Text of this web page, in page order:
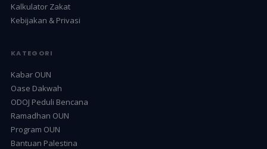
Kalkulator Zakat
Kebijakan & Privasi
KATEGORI
Kabar OUN
Oase Dakwah
ODOJ Peduli Bencana
Ramadhan OUN
Program OUN
Bantuan Palestina